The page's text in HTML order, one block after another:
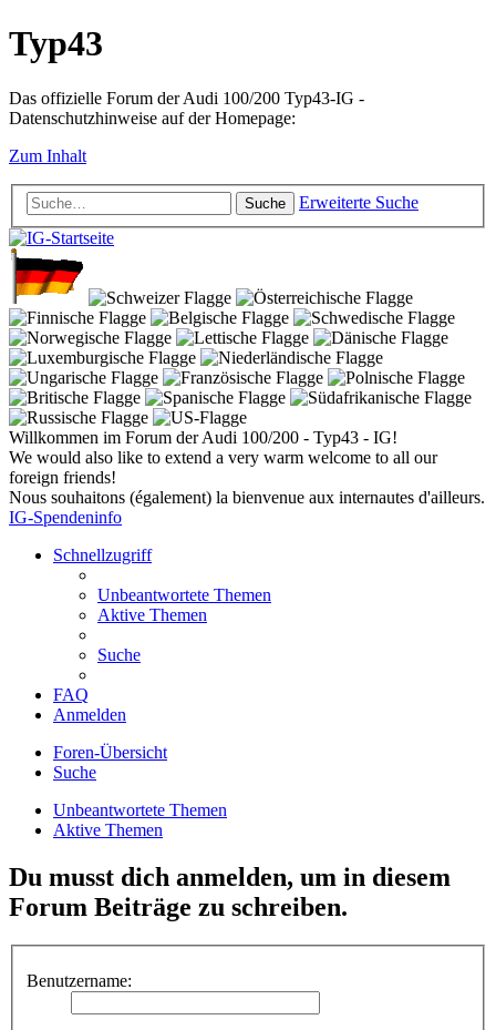
Typ43
Das offizielle Forum der Audi 100/200 Typ43-IG -
Datenschutzhinweise auf der Homepage:
Zum Inhalt
Suche Erweiterte Suche
Willkommen im Forum der Audi 100/200 - Typ43 - IG!
We would also like to extend a very warm welcome to all our
foreign friends!
Nous souhaitons (également) la bienvenue aux internautes d'ailleurs.
IG-Spendeninfo
Schnellzugriff
Unbeantwortete Themen
Aktive Themen
Suche
FAQ
Anmelden
Foren-Übersicht
Suche
Unbeantwortete Themen
Aktive Themen
Du musst dich anmelden, um in diesem
Forum Beiträge zu schreiben.
Benutzername: